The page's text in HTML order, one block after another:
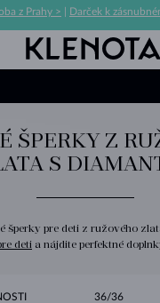
z Prahy > Darček k
ŠPERKY Z
S
šperky pre deti z ružového
deti a nájdite perfektné
36/36